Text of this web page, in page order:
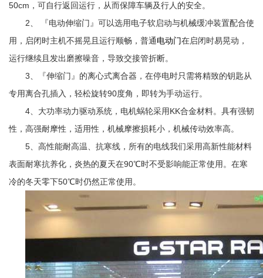
50cm，可自行返回运行，从而保障车辆及行人的安全。
2、 『电动伸缩门』可以选用电子软启动与机械缓冲装置配合使
用，启闭时主机不摇晃且运行顺畅，普通电动门在启闭时易晃动，
运行继续且发出磨擦噪音，导致交接管折断。
3、『伸缩门』的离心式离合器，在停电时只需将精致的钥匙从
专用离合孔插入，轻松旋转90度角，即转为手动运行。
4、大功率动力驱动系统，电机蜗轮采用KK合金材料。具有强韧
性，高强耐摩性，适用性，机械摩擦损耗小，机械传动效率高。
5、高性能耐高温、抗寒线，所有的电线我们采用高新性能材料
表面耐寒抗养化，炎热的夏天在90℃时不受影响能正常使用。在寒
冷的冬天零下50℃时仍然正常使用。